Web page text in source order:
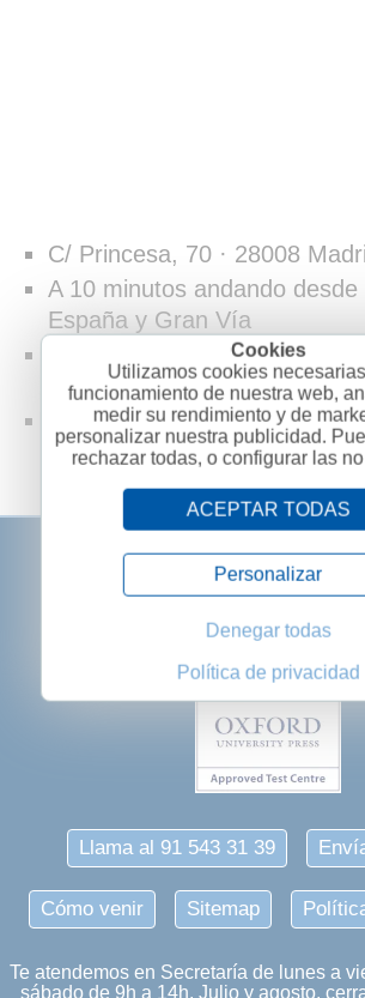
C/ Princesa, 70 · 28008
A 10 minutos andando desde
España y Gran Vía
Metro:
o Moncloa
Líneas deautobuses: 1, 21,
C1, C2
Llama al 91 543 31 39
Cómo venir Sitemap
Te atendemos en Secretaría de lunes a
sábado de 9h a 14h. Julio y agosto,
Utilizamos cookies
funcionamiento de nuestra web,
medir su rendimiento y de
personalizar nuestra publicidad.
rechazar todas, o configurar las
ACEPTAR TODAS
Personalizar
Denegar todas
Política de privacidad